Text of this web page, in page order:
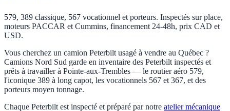
579, 389 classique, 567 vocationnel et porteurs. Inspectés sur place,
moteurs PACCAR et Cummins, financement 24-48h, prix CAD et
USD.
Vous cherchez un camion Peterbilt usagé à vendre au Québec ?
Camions Nord Sud garde en inventaire des Peterbilt inspectés et
prêts à travailler à Pointe-aux-Trembles — le routier aéro 579,
l'iconique 389 à long capot, les vocationnels 567 et 367, et des
porteurs moyen tonnage.
Chaque Peterbilt est inspecté et préparé par notre atelier mécanique